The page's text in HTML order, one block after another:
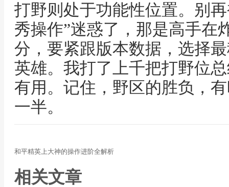
打野则处于功能性位置。别
秀操作”迷惑了，那是高手在
分，要紧跟版本数据，选择
英雄。我打了上千把打野位
有用。记住，野区的胜负，
一半。
和平精英上大神的操作进阶全解析
相关文章